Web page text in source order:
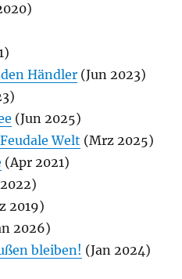
Händler (Jun 2023)
(Jun 2025)
Welt (Mrz 2025)
(Apr 2021)
2019)
2026)
bleiben! (Jan 2024)